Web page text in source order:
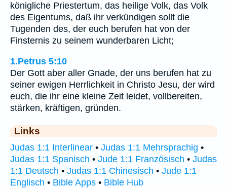
königliche Priestertum, das heilige Volk, das Volk
des Eigentums, daß ihr verkündigen sollt die
Tugenden des, der euch berufen hat von der
Finsternis zu seinem wunderbaren Licht;
1.Petrus 5:10
Der Gott aber aller Gnade, der uns berufen hat zu
seiner ewigen Herrlichkeit in Christo Jesu, der wird
euch, die ihr eine kleine Zeit leidet, vollbereiten,
stärken, kräftigen, gründen.
Links
Judas 1:1 Interlinear • Judas 1:1 Mehrsprachig •
Judas 1:1 Spanisch • Jude 1:1 Französisch • Judas
1:1 Deutsch • Judas 1:1 Chinesisch • Jude 1:1
Englisch • Bible Apps • Bible Hub